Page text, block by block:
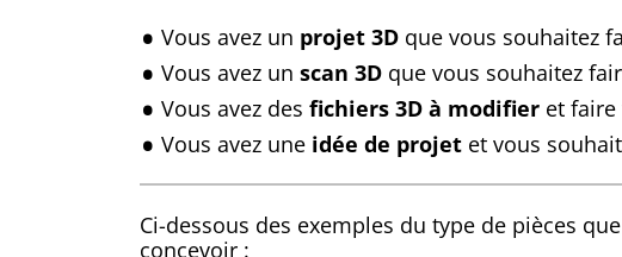
Vous avez un projet 3D que vous souhaitez
Vous avez un scan 3D que vous souhaitez
Vous avez des fichiers 3D à modifier et
Vous avez une idée de projet et vous
Ci-dessous des exemples du type de pièces
concevoir :